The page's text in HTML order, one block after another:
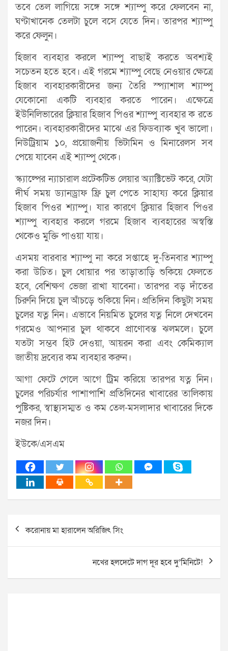
তবে তেল লাগিয়ে সঙ্গে সঙ্গে শ্যাম্পু করে ফেলবেন না,
ঘণ্টাখানেক তেলটা চুলে বসে যেতে দিন। তারপর শ্যাম্পু
করে ফেলুন।
হিজাব ব্যবহার করলে শ্যাম্পু বাছাই করতে অবশ্যই
সচেতন হতে হবে। এই গরমে শ্যাম্পু বেছে নেওয়ার ক্ষেত্রে
হিজাব ব্যবহারকারীদের জন্য তৈরি স্প্যাশাল শ্যাম্পু
যেকোনো একটি ব্যবহার করতে পারেন। এক্ষেত্রে
ইউনিলিভারের ক্লিয়ার হিজাব পিওর শ্যাম্পু ব্যবহার ক রতে
পারেন। ব্যবহারকারীদের মাঝে এর ফিডব্যাক খুব ভালো।
নিউট্রিয়াম ১০, প্রয়োজনীয় ভিটামিন ও মিনারেলস সব
পেয়ে যাবেন এই শ্যাম্পু থেকে।
স্ক্যাল্পের ন্যাচারাল প্রটেকটিভ লেয়ার অ্যাক্টিভেট করে, যেটা
দীর্ঘ সময় ড্যানড্রাফ ফ্রি চুল পেতে সাহায্য করে ক্লিয়ার
হিজাব পিওর শ্যাম্পু। যার কারণে ক্লিয়ার হিজাব পিওর
শ্যাম্পু ব্যবহার করলে গরমে হিজাব ব্যবহারের অস্বস্তি
থেকেও মুক্তি পাওয়া যায়।
এসময় বারবার শ্যাম্পু না করে সপ্তাহে দু-তিনবার শ্যাম্পু
করা উচিত। চুল ধোয়ার পর তাড়াতাড়ি শুকিয়ে ফেলতে
হবে, বেশিক্ষণ ভেজা রাখা যাবেনা। তারপর বড় দাঁতের
চিরুনি দিয়ে চুল আঁচড়ে শুকিয়ে নিন। প্রতিদিন কিছুটা সময়
চুলের যত্ন নিন। এভাবে নিয়মিত চুলের যত্ন নিলে দেখবেন
গরমেও আপনার চুল থাকবে প্রাণোবন্ত ঝলমলে। চুলে
যতটা সম্ভব হিট দেওয়া, আয়রন করা এবং কেমিক্যাল
জাতীয় দ্রব্যের কম ব্যবহার করুন।
আগা ফেটে গেলে আগে ট্রিম করিয়ে তারপর যত্ন নিন।
চুলের পরিচর্যার পাশাপাশি প্রতিদিনের খাবারের তালিকায়
পুষ্টিকর, স্বাস্থ্যসম্মত ও কম তেল-মসলাদার খাবারের দিকে
নজর দিন।
ইউকে/এসএম
Post
navigation
করোনায় মা হারালেন অরিজিৎ সিং
নখের হলদেটে দাগ দূর হবে দু’মিনিটে!